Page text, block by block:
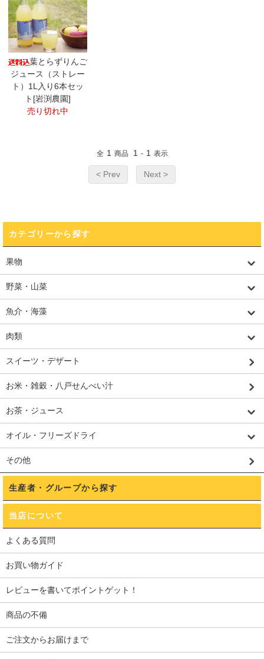
葉とらずりんご
ジュース（ストレー
ト）1L入り6本セッ
ト[岩渕農園]
売り切れ中
全 1 商品 1 - 1 表示
< Prev Next >
カテゴリーから探す
果物
野菜・山菜
魚介・海藻
肉類
スイーツ・デザート
お米・雑穀・八戸せんべい汁
お茶・ジュース
オイル・フリーズドライ
その他
生産者・グループから探す
当店について
よくある質問
お買い物ガイド
レビューを書いてポイントゲット！
商品の不備
ご注文からお届けまで